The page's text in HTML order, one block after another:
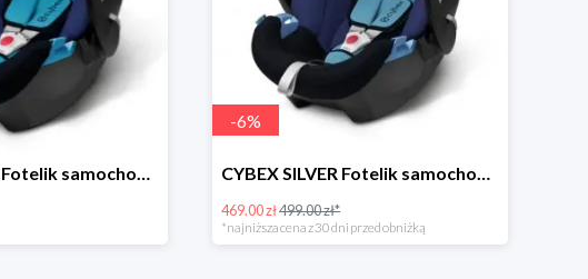
CYBEX SILVER Fotelik samochodowy -30%
-6%
CYBEX SILVER Fotelik samochodowy + dostawa gratis!
469.00 zł499.00 zł*
*najniższa cena z 30 dni przed obniżką